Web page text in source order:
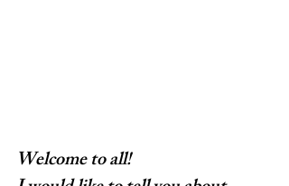
Welcome to all!